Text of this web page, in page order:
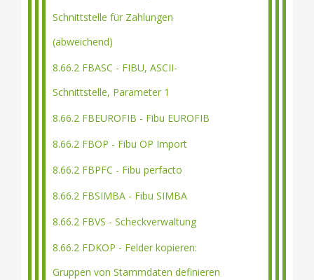
Schnittstelle für Zahlungen
(abweichend)
8.66.2 FBASC - FIBU, ASCII-
Schnittstelle, Parameter 1
8.66.2 FBEUROFIB - Fibu EUROFIB
8.66.2 FBOP - Fibu OP Import
8.66.2 FBPFC - Fibu perfacto
8.66.2 FBSIMBA - Fibu SIMBA
8.66.2 FBVS - Scheckverwaltung
8.66.2 FDKOP - Felder kopieren:
Gruppen von Stammdaten definieren